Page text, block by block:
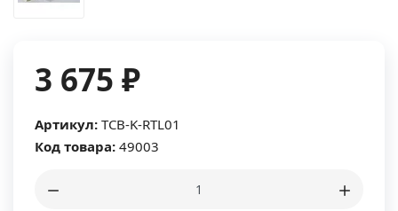
3 675 ₽
Артикул: TCB-K-RTL01
Код товара: 49003